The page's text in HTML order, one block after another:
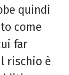
quindi
come
far
rischio è